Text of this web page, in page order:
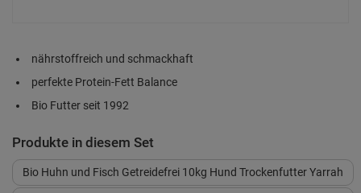
nährstoffreich und schmackhaft
perfekte Protein-Fett Balance
Bio Futter seit 1992
Produkte in diesem Set
Bio Huhn und Fisch Getreidefrei 10kg Hund Trockenfutter Yarrah